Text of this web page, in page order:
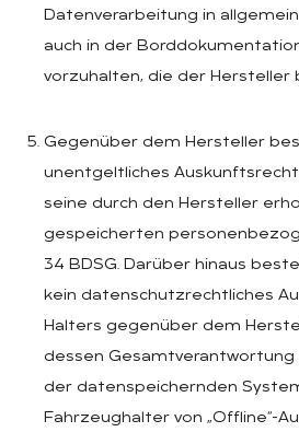
Datenverarbeitung in
auch in der
vorzuhalten, die der Hersteller
Gegenüber dem Hersteller
unentgeltliches
seine durch den Hersteller
gespeicherten
34 BDSG. Darüber hinaus
kein datenschutzrechtliches
Halters gegenüber dem
dessen
der datenspeichernden
Fahrzeughalter von „Offline“-